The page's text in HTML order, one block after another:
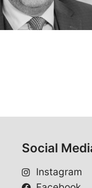
Social
Instagram